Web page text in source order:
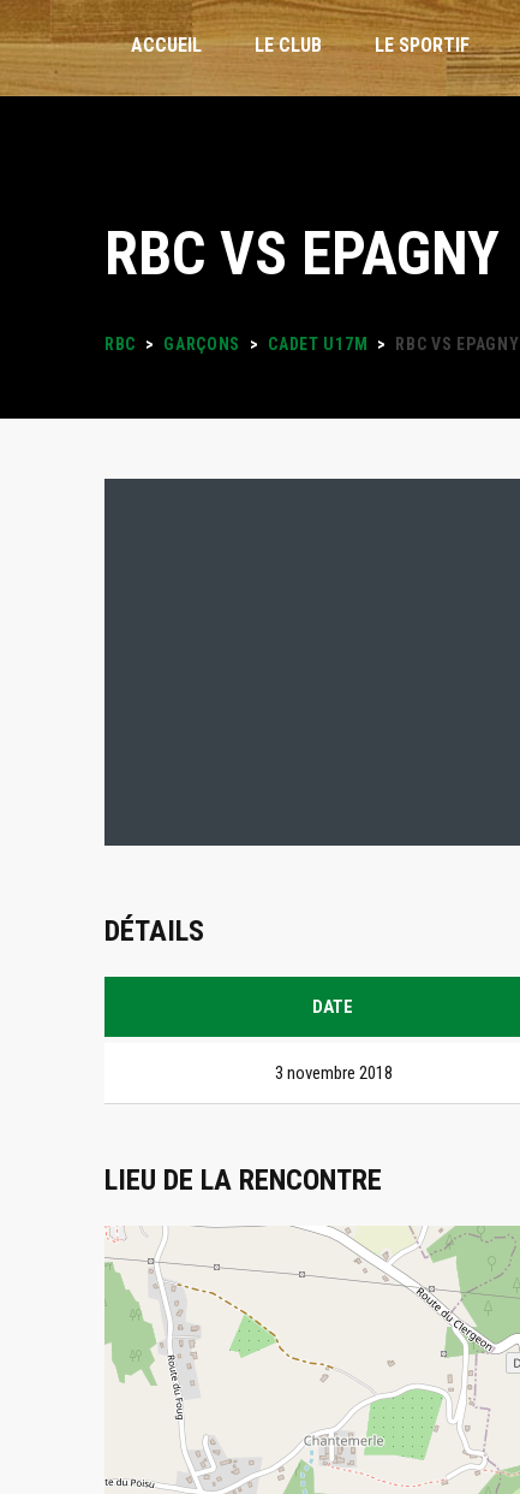
ACCUEIL LE CLUB LE SPORTIF
STAGES VACANCES
PLANNING DES ENTRAÎNEMENTS
LOISIRS
RBC VS EPAGNY
RBC > GARÇONS > CADET U17M > RBC VS EPAGNY
DÉTAILS
DATE
3 novembre 2018
LIEU DE LA RENCONTRE